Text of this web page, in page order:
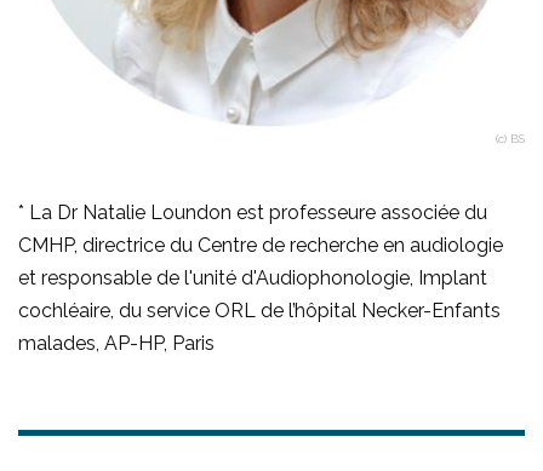
(c) BS
* La Dr Natalie Loundon est professeure associée du
CMHP, directrice du Centre de recherche en audiologie
et responsable de l'unité d'Audiophonologie, Implant
cochléaire, du service ORL de l’hôpital Necker-Enfants
malades, AP-HP, Paris